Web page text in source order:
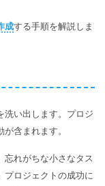
成する手順を解説しま
洗い出します。プロジ
含まれます。
忘れがちな小さなタス
プロジェクトの成功に